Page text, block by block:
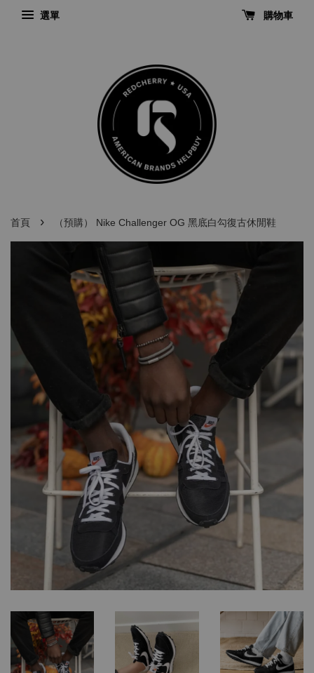
選單 購物車
首頁 › （預購） Nike Challenger OG 黑底白勾復古休閒鞋